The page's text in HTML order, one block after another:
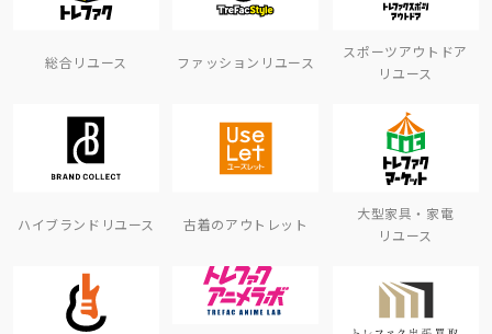
総合リユース ファッションリユース
スポーツアウトドア
リユース
ハイブランドリユース 古着のアウトレット
大型家具・家電
リユース